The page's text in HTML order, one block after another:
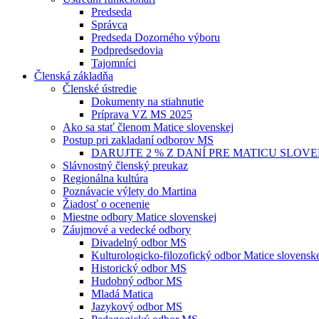
Predseda
Správca
Predseda Dozorného výboru
Podpredsedovia
Tajomníci
Členská základňa
Členské ústredie
Dokumenty na stiahnutie
Príprava VZ MS 2025
Ako sa stať členom Matice slovenskej
Postup pri zakladaní odborov MS
DARUJTE 2 % Z DANÍ PRE MATICU
Slávnostný členský preukaz
Regionálna kultúra
Poznávacie výlety do Martina
Žiadosť o ocenenie
Miestne odbory Matice slovenskej
Záujmové a vedecké odbory
Divadelný odbor MS
Kulturologicko-filozofický odbor Matice
Historický odbor MS
Hudobný odbor MS
Mladá Matica
Jazykový odbor MS